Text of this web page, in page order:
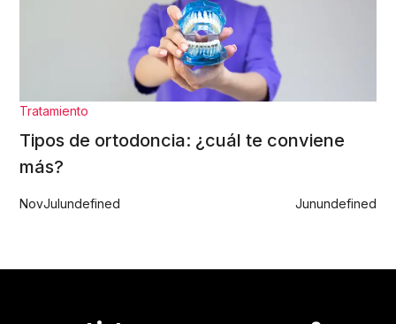
Tratamiento
Tipos de ortodoncia: ¿cuál te conviene
más?
NovJulundefined Junundefined